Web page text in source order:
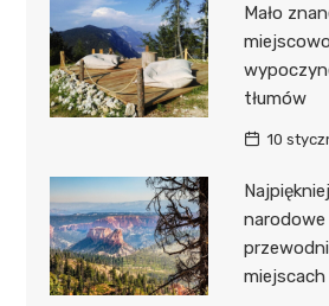
Mało
tłumów
10
narodowe
miejscach